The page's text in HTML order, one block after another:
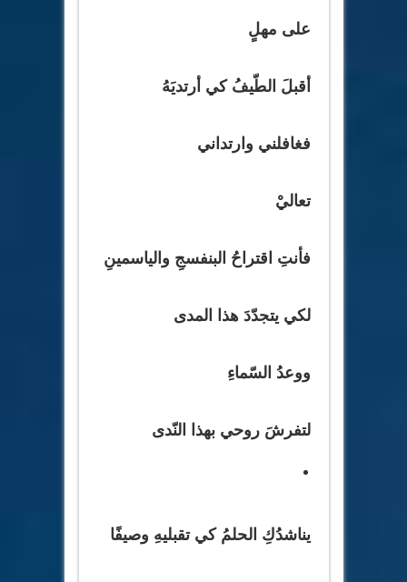
على مهلٍ
أقبلَ الطّيفُ كي أرتديَهُ
فغافلني وارتداني
تعاليْ
فأنتِ اقتراحُ البنفسجِ والياسمينِ
لكي يتجدّدَ هذا المدى
ووعدُ السّماءِ
لتفرشَ روحي بهذا النّدى
يناشدُكِ الحلمُ كي تقبليهِ وصيفًا